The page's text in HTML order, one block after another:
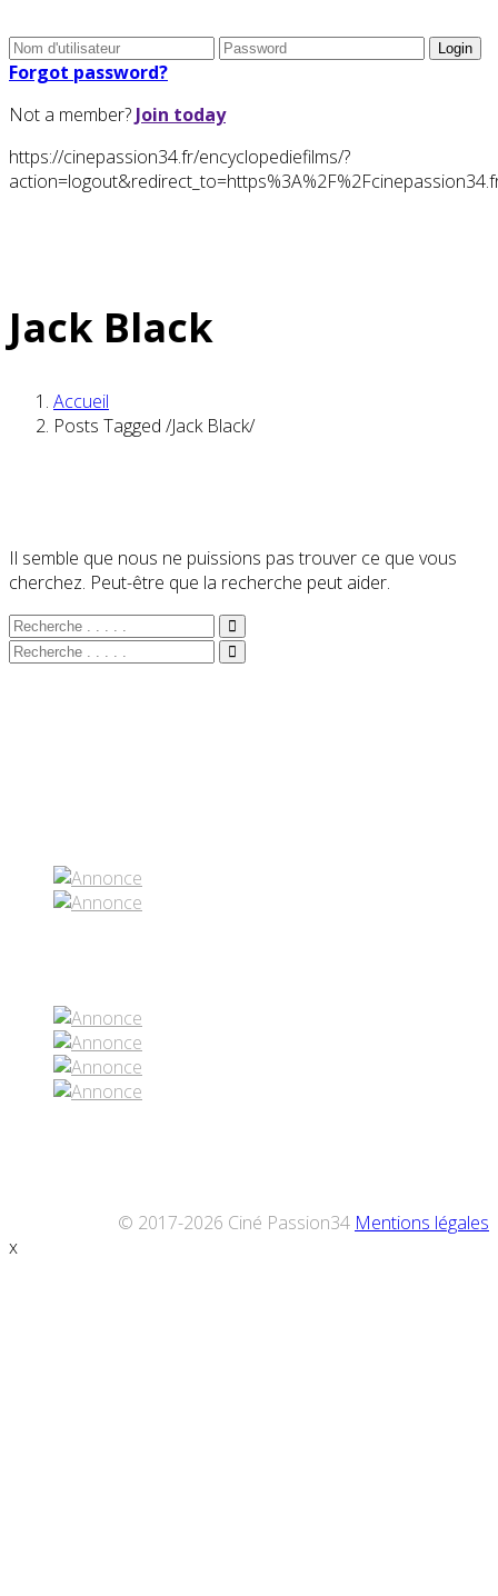
Forgot password?
Not a member? Join today
https://cinepassion34.fr/encyclopediefilms/?
Jack Black
Accueil
Posts Tagged /Jack Black/
Il semble que nous ne puissions pas trouver ce que vous
cherchez. Peut-être que la recherche peut aider.
© 2017-2026 Ciné Passion34 Mentions légales
x